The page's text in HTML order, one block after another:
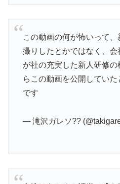
この動画の何が怖いって
撮りしたとかではなく、
が社の充実した新人研修
らこの動画を公開してい
です
— 滝沢ガレソ??